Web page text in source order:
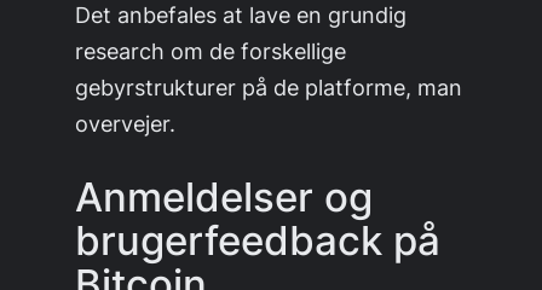
Det anbefales at lave en grundig
research om de forskellige
gebyrstrukturer på de platforme, man
overvejer.
Anmeldelser og
brugerfeedback på